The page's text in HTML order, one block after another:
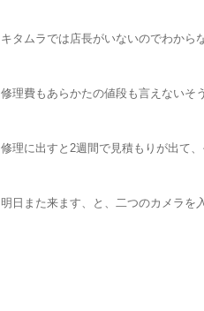
キタムラでは店長がいないのでわから
修理費もあらかたの値段も言えないそう
修理に出すと2週間で見積もりが出て
明日また来ます、と、二つのカメラを